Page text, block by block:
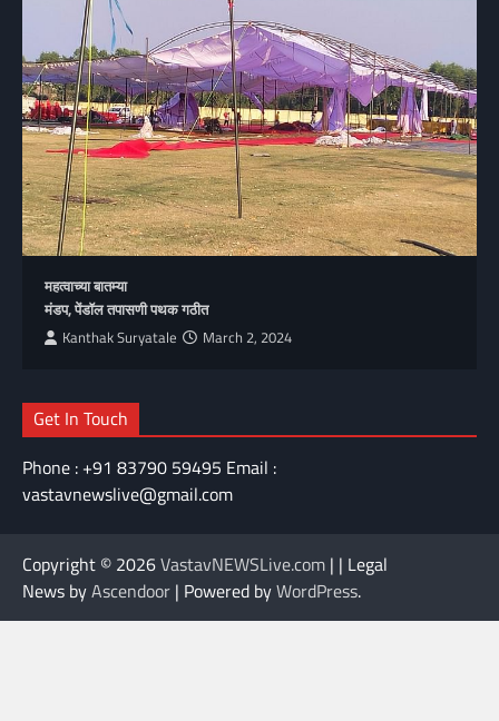
महत्वाच्या बातम्या
मंडप, पेंडॉल तपासणी पथक गठीत
Kanthak Suryatale March 2, 2024
Get In Touch
Phone : +91 83790 59495 Email :
vastavnewslive@gmail.com
Copyright © 2026VastavNEWSLive.com | | Legal
News byAscendoor | Powered byWordPress.